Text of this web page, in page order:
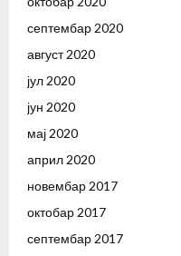
септембар 2020
август 2020
јул 2020
јун 2020
мај 2020
април 2020
новембар 2017
октобар 2017
септембар 2017